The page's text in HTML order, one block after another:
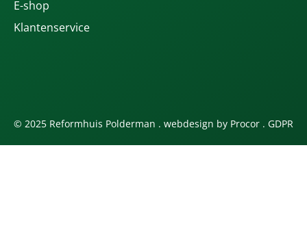
E-shop
Klantenservice
© 2025 Reformhuis Polderman . webdesign by Procor . GDPR